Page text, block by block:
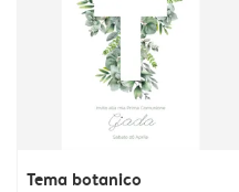
Tema botanico